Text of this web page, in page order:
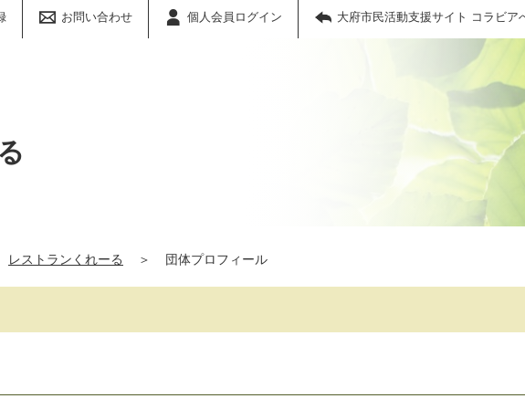
お問い合わせ 個人会員ログイン 大府市民活動支援サイト コラビア
レストランくれーる ＞ 団体プロフィール